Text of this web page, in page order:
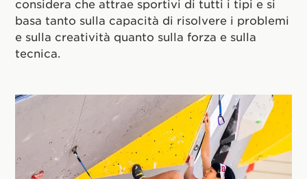
considera che attrae sportivi di tutti i tipi e si
basa tanto sulla capacità di risolvere i problemi
e sulla creatività quanto sulla forza e sulla
tecnica.